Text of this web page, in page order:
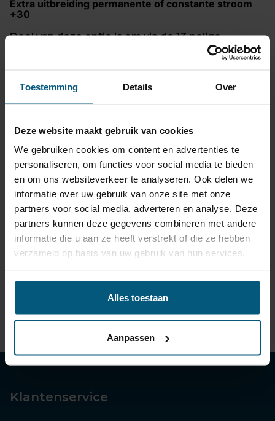
Toestemming Details Over
Deze website maakt gebruik van cookies
We gebruiken cookies om content en advertenties te
personaliseren, om functies voor social media te bieden
en om ons websiteverkeer te analyseren. Ook delen we
informatie over uw gebruik van onze site met onze
partners voor social media, adverteren en analyse. Deze
partners kunnen deze gegevens combineren met andere
informatie die u aan ze heeft verstrekt of die ze hebben
verzameld op basis van uw gebruik van hun services.
Alles toestaan
Aanpassen
Extra uitbreiding permanente of constante stroom
+30
Doel van deze optie is om via de 13 polige
stekkerdoos van de trekhaak en de stekker
verbinding van de caravan een 12 volt voeding in
bijvoorbeeld binnenverlichting of afzuigkap van
de caravan op worden aangesloten.
Dit is afhankelijk van de stekker aansluiting van de
De auto hoeft niet op contact te staan, de
aansluiting met de caravan is rechtstreeks, via de
13 polige contactdoos, aangesloten op de accu
van de auto.
Let wel dat grote verbruikers of langere duur van
kleinere verbruikers in de caravan de accu van de
auto leeg kunnen trekken.
Deze optionele kabel is uiteraard enkel geschikt
voor een 13 polige kabelset en niet voor een 7
polige uitvoering.
Artikel: WH3Q-S-G13
Klantenservice